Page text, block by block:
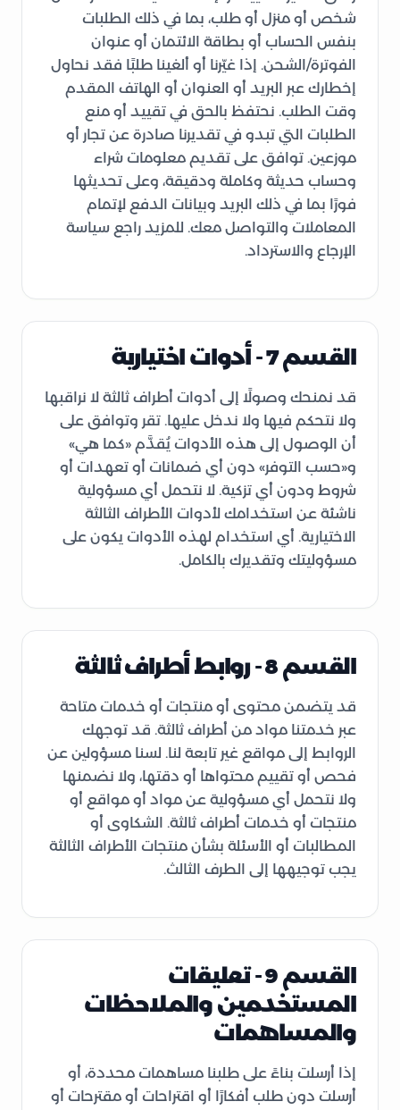
شخص أو منزل أو طلب، بما في ذلك الطلبات
بنفس الحساب أو بطاقة الائتمان أو عنوان
الفوترة/الشحن. إذا غيّرنا أو ألغينا طلبًا فقد نحاول
إخطارك عبر البريد أو العنوان أو الهاتف المقدم
وقت الطلب. نحتفظ بالحق في تقييد أو منع
الطلبات التي تبدو في تقديرنا صادرة عن تجار أو
موزعين. توافق على تقديم معلومات شراء
وحساب حديثة وكاملة ودقيقة، وعلى تحديثها
فورًا بما في ذلك البريد وبيانات الدفع لإتمام
المعاملات والتواصل معك. للمزيد راجع سياسة
الإرجاع والاسترداد.
القسم 7 - أدوات اختيارية
قد نمنحك وصولًا إلى أدوات أطراف ثالثة لا نراقبها
ولا نتحكم فيها ولا ندخل عليها. تقر وتوافق على
أن الوصول إلى هذه الأدوات يُقدَّم «كما هي»
و«حسب التوفر» دون أي ضمانات أو تعهدات أو
شروط ودون أي تزكية. لا نتحمل أي مسؤولية
ناشئة عن استخدامك لأدوات الأطراف الثالثة
الاختيارية. أي استخدام لهذه الأدوات يكون على
مسؤوليتك وتقديرك بالكامل.
القسم 8 - روابط أطراف ثالثة
قد يتضمن محتوى أو منتجات أو خدمات متاحة
عبر خدمتنا مواد من أطراف ثالثة. قد توجهك
الروابط إلى مواقع غير تابعة لنا. لسنا مسؤولين عن
فحص أو تقييم محتواها أو دقتها، ولا نضمنها
ولا نتحمل أي مسؤولية عن مواد أو مواقع أو
منتجات أو خدمات أطراف ثالثة. الشكاوى أو
المطالبات أو الأسئلة بشأن منتجات الأطراف الثالثة
يجب توجيهها إلى الطرف الثالث.
القسم 9 - تعليقات
المستخدمين والملاحظات
والمساهمات
إذا أرسلت بناءً على طلبنا مساهمات محددة، أو
أرسلت دون طلب أفكارًا أو اقتراحات أو مقترحات أو